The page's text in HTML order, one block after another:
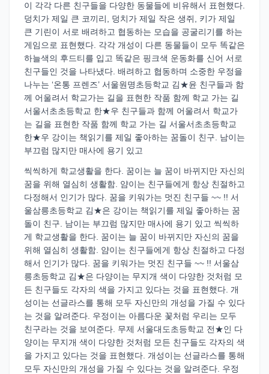
이 각각 다른 친구들을 다양한 동물들에 비유해서 표현했다.
덩치가 제일 큰 코끼리, 덩치가 제일 작은 생쥐, 키가 제일
큰 기린이 서로 배려하고 협동하는 모습을 공굴리기를 하는
게임으로 표현했다. 각각 개성이 다른 동물들이 모두 똑같은
하늘색의 후드티를 입고 똑같은 핑크색 운동화를 신어 서로
친구들인 것을 나타냈다. 배려하고 협동하며 소중한 우정을
나누는 ‘온통 프렌즈’ 서울원명초등학교 김★윤 친구들과 함
께 어울려서 학교가는 길을 표현한 작품 함께 학교 가는 길
서울서초초등학교 한★우 친구들과 함께 어울려서 학교가
는 길을 표현한 작품 함께 학교 가는 길 서울서초초등학교
한★우 강이는 책읽기를 제일 좋아하는 꿈돌이 친구. 남이는
부끄럼 많지만 매사에 용기 있고
씩씩하게 학교생활을 한다. 꿈이는 늘 꿈이 바뀌지만 자신의
꿈을 위해 열심히 생활함. 얌이는 친구들에게 항상 친절하고
다정해서 인기가 많다. 꿈을 키워가는 멋진 친구들 ~~ !! 서
울삼릉초등학교 김★은 강이는 책읽기를 제일 좋아하는 꿈
돌이 친구. 남이는 부끄럼 많지만 매사에 용기 있고 씩씩하
게 학교생활을 한다. 꿈이는 늘 꿈이 바뀌지만 자신의 꿈을
위해 열심히 생활함. 얌이는 친구들에게 항상 친절하고 다정
해서 인기가 많다. 꿈을 키워가는 멋진 친구들 ~~ !! 서울삼
릉초등학교 김★은 다양이는 무지개 색이 다양한 것처럼 모
든 친구들도 각자의 색을 가지고 있다는 것을 표현했다. 개
성이는 선글라스를 통해 모두 자신만의 개성을 가질 수 있다
는 것을 알려준다. 우정이는 아름다운 꽃처럼 우리는 모두
친구라는 것을 보여준다. 무제 서울대도초등학교 전★인 다
양이는 무지개 색이 다양한 것처럼 모든 친구들도 각자의 색
을 가지고 있다는 것을 표현했다. 개성이는 선글라스를 통해
모두 자신만의 개성을 가질 수 있다는 것을 알려준다. 우정